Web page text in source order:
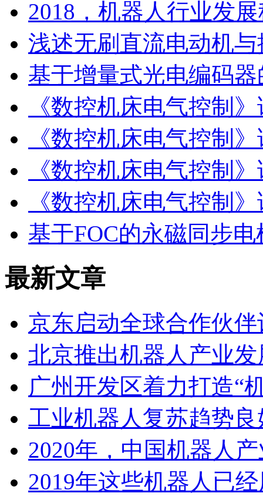
2018，机器人行业发
浅述无刷直流电动机与
基于增量式光电编码
《数控机床电气控制
《数控机床电气控制
《数控机床电气控制
《数控机床电气控制
基于FOC的永磁同步
最新文章
京东启动全球合作伙伴
北京推出机器人产业发
广州开发区着力打造“
工业机器人复苏趋势
2020年，中国机器人
2019年这些机器人已